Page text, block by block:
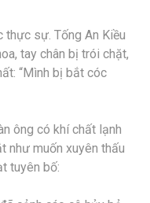
thực sự. Tống An Kiều
tay chân bị trói chặt,
“Mình bị bắt cóc
ông có khí chất lạnh
như muốn xuyên thấu
tuyên bố: